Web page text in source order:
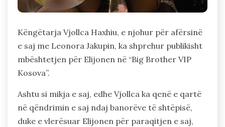
Këngëtarja Vjollca Haxhiu, e njohur për afërsinë
e saj me Leonora Jakupin, ka shprehur publikisht
mbështetjen për Elijonen në “Big Brother VIP
Kosova”.
Ashtu si mikja e saj, edhe Vjollca ka qenë e qartë
në qëndrimin e saj ndaj banorëve të shtëpisë,
duke e vlerësuar Elijonen për paraqitjen e saj,